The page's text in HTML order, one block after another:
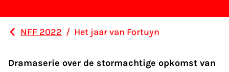
NFF 2022 / Het jaar van Fortuyn
Dramaserie over de stormachtige opkomst van